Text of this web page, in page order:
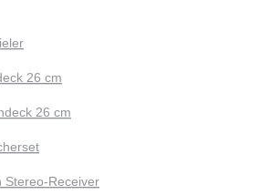
26 cm
26 cm
Stereo-Receiver